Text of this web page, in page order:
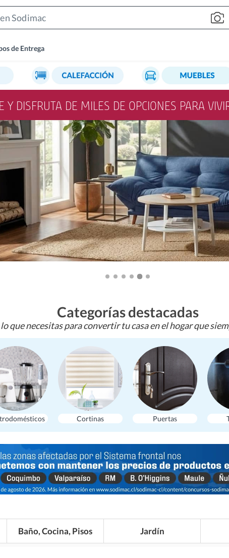
de Entrega
Y DISFRUTA DE MILES DE OPCIONES PARA
Categorías destacadas
lo que necesitas para convertir tu casa en el hogar que
Cortinas Puertas
Baño, Cocina, Pisos Jardín